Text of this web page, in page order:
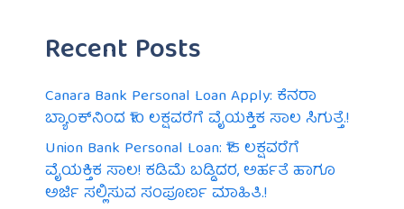
Recent Posts
Canara Bank Personal Loan Apply: ಕೆನರಾ
ಬ್ಯಾಂಕ್‌ನಿಂದ ₹10 ಲಕ್ಷವರೆಗೆ ವೈಯಕ್ತಿಕ ಸಾಲ ಸಿಗುತ್ತೆ.!
Union Bank Personal Loan: ₹15 ಲಕ್ಷವರೆಗೆ
ವೈಯಕ್ತಿಕ ಸಾಲ! ಕಡಿಮೆ ಬಡ್ಡಿದರ, ಅರ್ಹತೆ ಹಾಗೂ
ಅರ್ಜಿ ಸಲ್ಲಿಸುವ ಸಂಪೂರ್ಣ ಮಾಹಿತಿ.!